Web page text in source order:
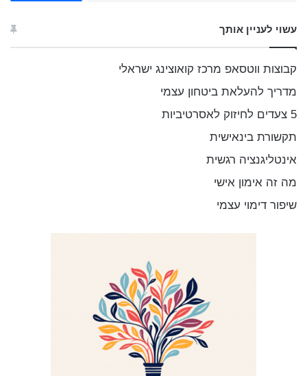
:
עשוי לעניין אותך
קבוצות ווטסאפ מרכז קואוצינג ישראלי
מדריך להעלאת ביטחון עצמי
5 צעדים לחיזוק לאסרטיביות
תקשורת בינאישית
אינטליגנציה רגשית
מה זה אימון אישי
שיפור דימוי עצמי